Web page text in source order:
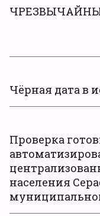
Чёрная дата в
Проверка
населения